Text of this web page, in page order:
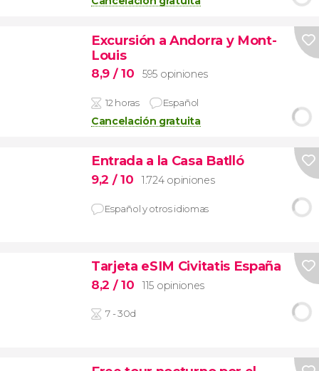
Excursión a Andorra y Mont-
Louis
8,9 / 10 595 opiniones
12 horas Español
Cancelación gratuita
Entrada a la Casa Batlló
9,2 / 10 1.724 opiniones
Español y otros idiomas
Tarjeta eSIM Civitatis España
8,2 / 10 115 opiniones
7 - 30d